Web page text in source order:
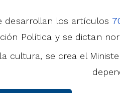
desarrollan los artículos
Política y se dictan
cultura, se crea el